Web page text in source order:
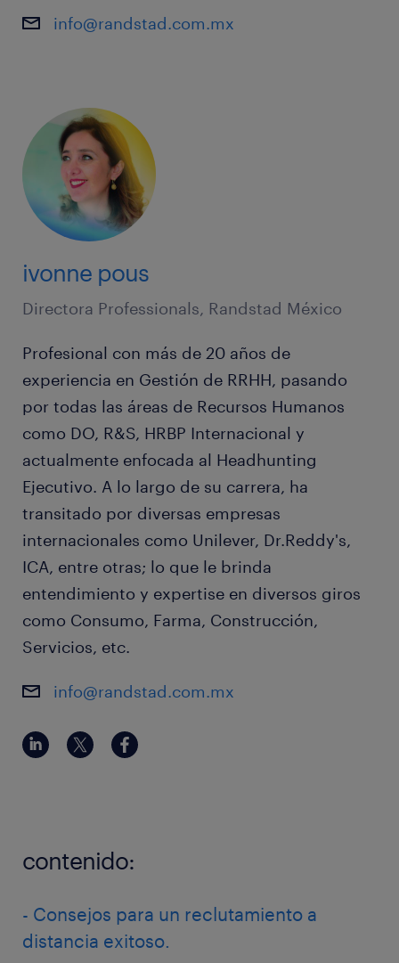
info@randstad.com.mx
ivonne pous
Directora Professionals, Randstad México
Profesional con más de 20 años de
experiencia en Gestión de RRHH, pasando
por todas las áreas de Recursos Humanos
como DO, R&S, HRBP Internacional y
actualmente enfocada al Headhunting
Ejecutivo. A lo largo de su carrera, ha
transitado por diversas empresas
internacionales como Unilever, Dr.Reddy's,
ICA, entre otras; lo que le brinda
entendimiento y expertise en diversos giros
como Consumo, Farma, Construcción,
Servicios, etc.
info@randstad.com.mx
contenido:
- Consejos para un reclutamiento a
distancia exitoso.